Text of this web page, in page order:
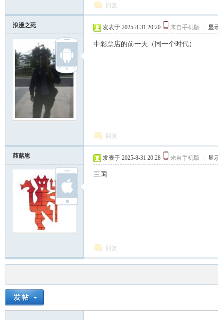
回复
浪漫之死 发表于 2025-8-31 20:20 来自手机版 显
中彩票店的前一天（同一个时代）
回复
莔蕗崽 发表于 2025-8-31 20:28 来自手机版 显
三国
回复